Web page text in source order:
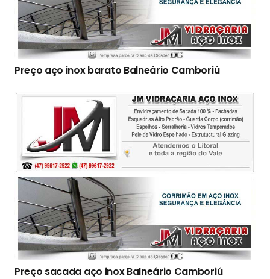
Preço aço inox barato Balneário Camboriú
Preço sacada aço inox Balneário Camboriú